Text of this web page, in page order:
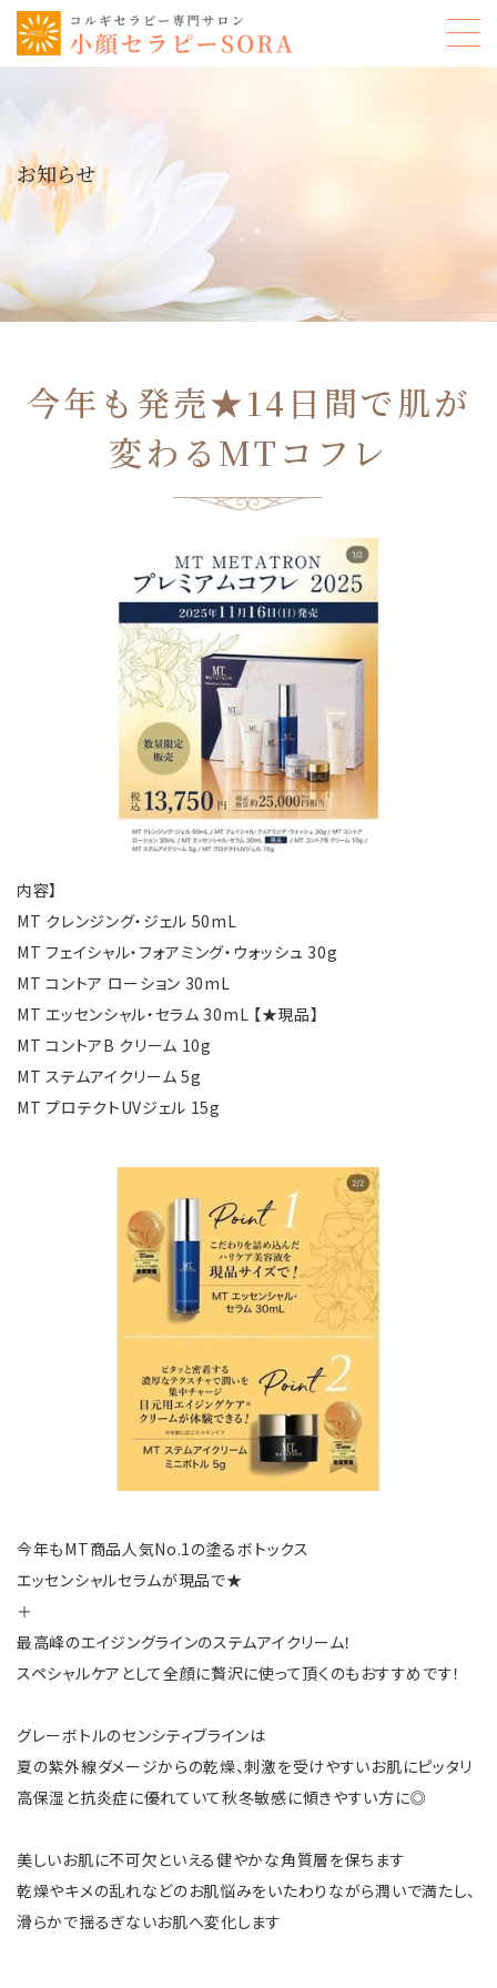
お知らせ
今年も発売★14日間で肌が
変わるMTコフレ
内容】
MT クレンジング・ジェル 50mL
MT フェイシャル・フォアミング・ウォッシュ 30g
MT コントア ローション 30mL
MT エッセンシャル・セラム 30mL 【★現品】
MT コントアB クリーム 10g
MT ステムアイクリーム 5g
MT プロテクトUVジェル 15g
今年もMT商品人気No.1の塗るボトックス
エッセンシャルセラムが現品で★
＋
最高峰のエイジングラインのステムアイクリーム！
スペシャルケアとして全顔に贅沢に使って頂くのもおすすめです！
グレーボトルのセンシティブラインは
夏の紫外線ダメージからの乾燥、刺激を受けやすいお肌にピッタリ
高保湿と抗炎症に優れていて秋冬敏感に傾きやすい方に◎
美しいお肌に不可欠といえる健やかな角質層を保ちます
乾燥やキメの乱れなどのお肌悩みをいたわりながら潤いで満たし、
滑らかで揺るぎないお肌へ変化します